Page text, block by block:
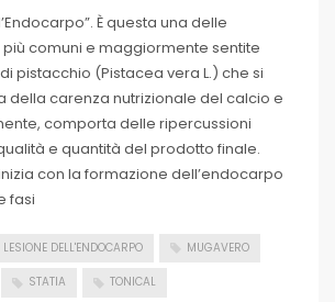
È questa una delle
comuni e maggiormente sentite
pistacchio (Pistacea vera L.) che si
della carenza nutrizionale del calcio e
comporta delle ripercussioni
e quantità del prodotto finale.
con la formazione dell’endocarpo
fasi
LESIONE DELL'ENDOCARPO MUGAVERO
STATIA TONICAL